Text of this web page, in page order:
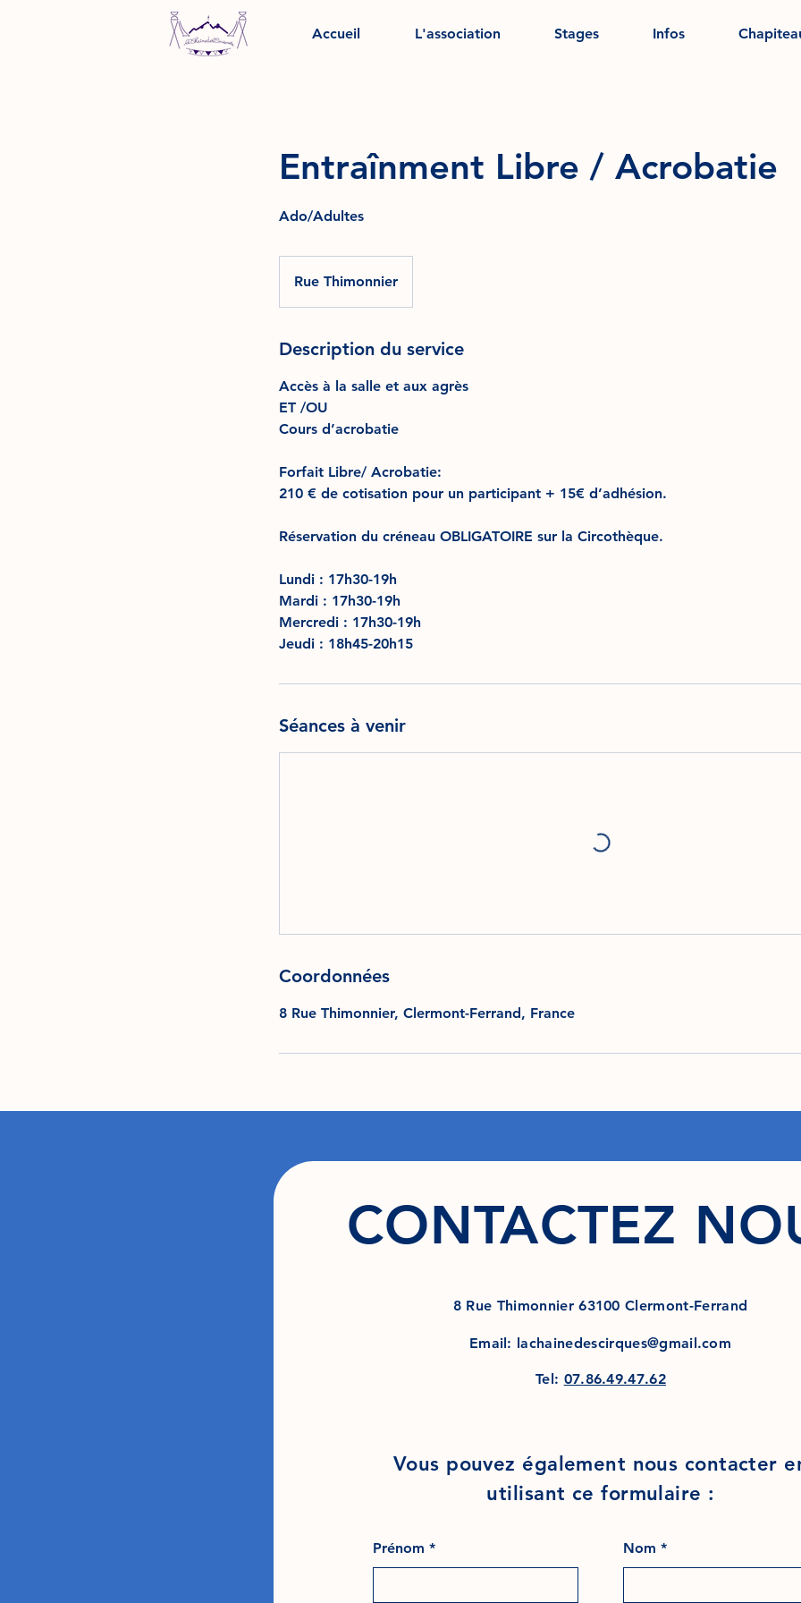
Accueil L'association Stages Infos
Entraînment Libre / Acrobatie
Ado/Adultes
Rue Thimonnier
Description du service
Accès à la salle et aux agrès
ET /OU
Cours d’acrobatie
Forfait Libre/ Acrobatie:
210 € de cotisation pour un participant + 15€ d’adhésion.
Réservation du créneau OBLIGATOIRE sur la Circothèque.
Lundi : 17h30-19h
Mardi : 17h30-19h
Mercredi : 17h30-19h
Jeudi : 18h45-20h15
Séances à venir
Coordonnées
8 Rue Thimonnier, Clermont-Ferrand, France
CONTACTEZ
8 Rue Thimonnier 63100 Clermont-Ferrand
Email: lachainedescirques@gmail.com
Tel: 07.86.49.47.62
Vous pouvez également nous contacter
utilisant ce formulaire :
Prénom Nom